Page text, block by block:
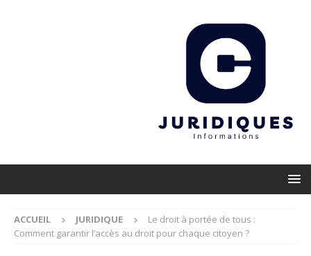
ACCUEIL JURIDIQUE
Le droit à portée de tous :
Comment garantir l’accès au droit pour chaque citoyen ?